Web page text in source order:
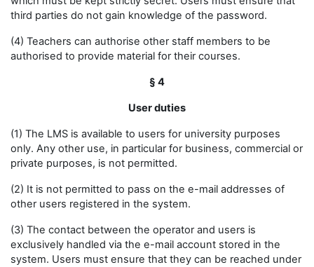
third parties do not gain knowledge of the password.
(4) Teachers can authorise other staff members to be
authorised to provide material for their courses.
§ 4
User duties
(1) The LMS is available to users for university purposes
only. Any other use, in particular for business, commercial or
private purposes, is not permitted.
(2) It is not permitted to pass on the e-mail addresses of
other users registered in the system.
(3) The contact between the operator and users is
exclusively handled via the e-mail account stored in the
system. Users must ensure that they can be reached under